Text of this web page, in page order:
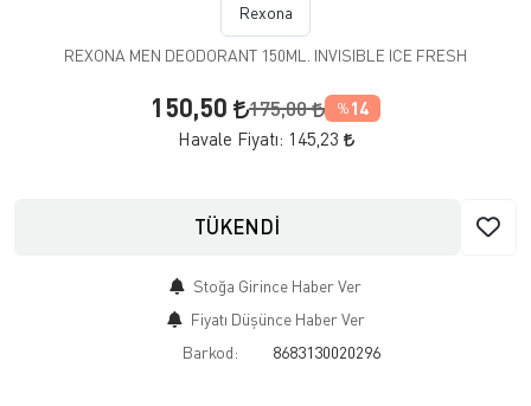
Rexona
REXONA MEN DEODORANT 150ML. INVISIBLE ICE FRESH
150,50 175,00 % 14
Havale Fiyatı: 145,23
TÜKENDİ
Stoğa Girince Haber Ver
Fiyatı Düşünce Haber Ver
Barkod:
8683130020296